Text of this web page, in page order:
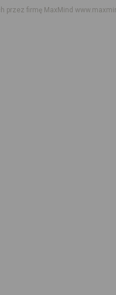
przez firmę MaxMind